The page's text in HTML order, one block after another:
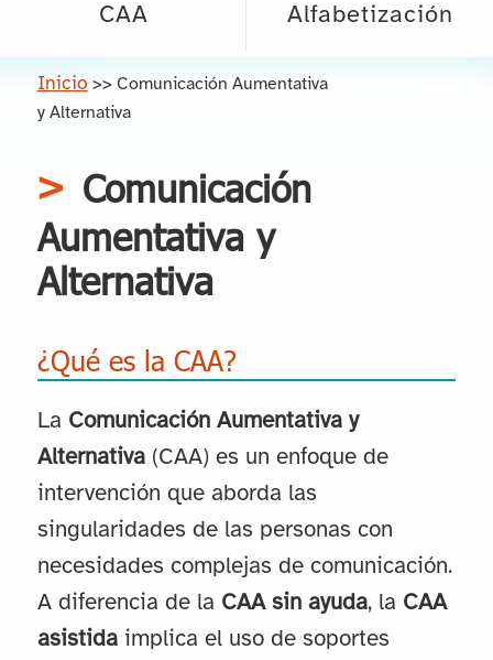
CAA Alfabetización
Inicio >> Comunicación Aumentativa
y Alternativa
Comunicación
Aumentativa y
Alternativa
¿Qué es la CAA?
La Comunicación Aumentativa y
Alternativa(CAA) es un enfoque de
intervención que aborda las
singularidades de las personas con
necesidades complejas de comunicación.
A diferencia de la CAA sin ayuda, la CAA
asistidaimplica el uso de soportes